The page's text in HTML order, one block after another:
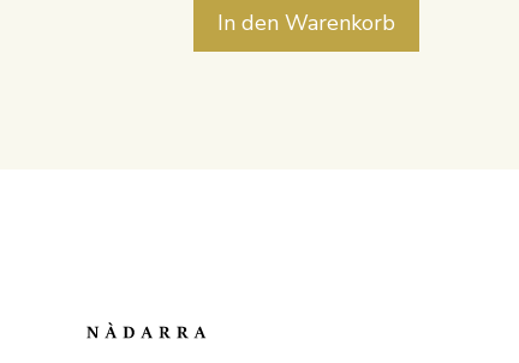
In den Warenkorb